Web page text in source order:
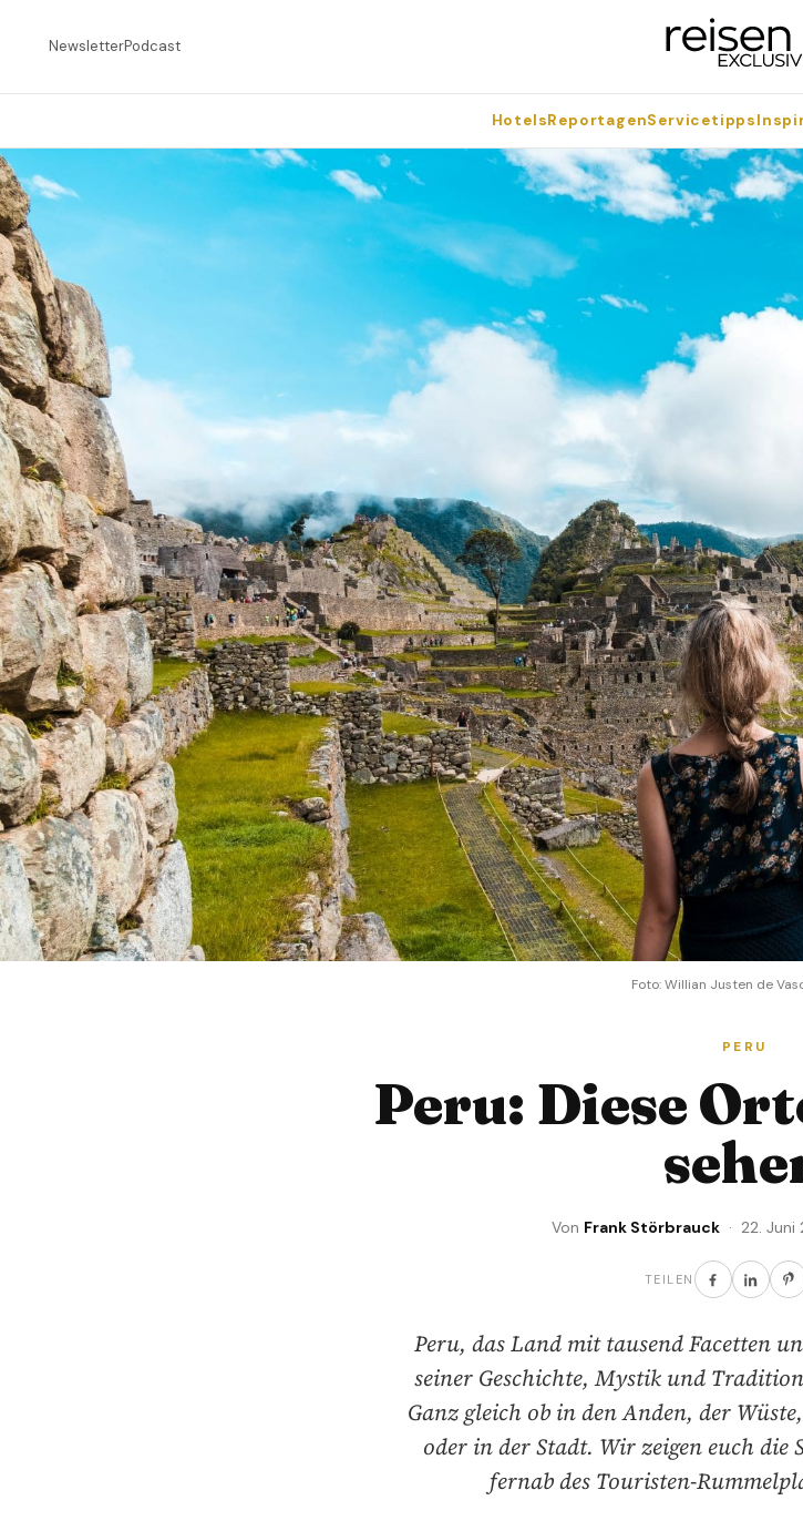
NewsletterPodcast
HotelsReportagenServicetipps
Foto: Willian Justen de
PERU
Peru: Diese
Von Frank Störbrauck · 22.
TEILEN
Peru, das Land mit tausend Facetten
seiner Geschichte, Mystik und
Ganz gleich ob in den Anden, der
oder in der Stadt. Wir zeigen euch die
fernab des Touristen-